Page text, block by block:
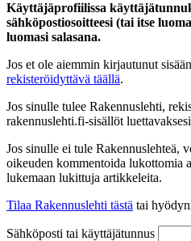
Käyttäjäprofiilissa
sähköpostiosoitteesi (tai itse
luomasi salasana.
Jos et ole aiemmin kirjautunut
rekisteröidyttävä täällä.
Jos sinulle tulee Rakennuslehti,
rakennuslehti.fi-sisällöt
Jos sinulle ei tule Rakennuslehteä,
oikeuden kommentoida lukottomia
lukemaan lukittuja artikkeleita.
Tilaa Rakennuslehti tästä tai
Sähköposti tai käyttäjätunnus